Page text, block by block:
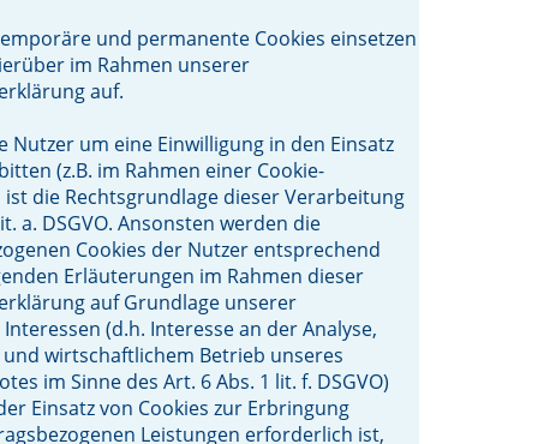
und permanente Cookies einsetzen
im Rahmen unserer
auf.
Nutzer um eine Einwilligung in den Einsatz
(z.B. im Rahmen einer Cookie-
ist die Rechtsgrundlage dieser Verarbeitung
a. DSGVO. Ansonsten werden die
Cookies der Nutzer entsprechend
Erläuterungen im Rahmen dieser
auf Grundlage unserer
(d.h. Interesse an der Analyse,
wirtschaftlichem Betrieb unseres
im Sinne des Art. 6 Abs. 1 lit. f. DSGVO)
Einsatz von Cookies zur Erbringung
Leistungen erforderlich ist,